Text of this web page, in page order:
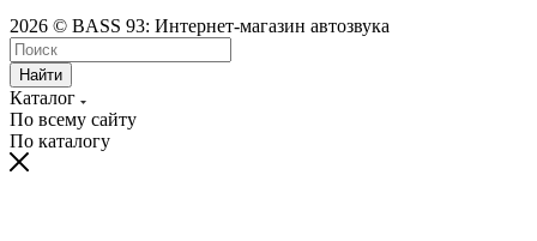
2026 © BASS 93: Интернет-магазин автозвука
Найти
Каталог
По всему сайту
По каталогу